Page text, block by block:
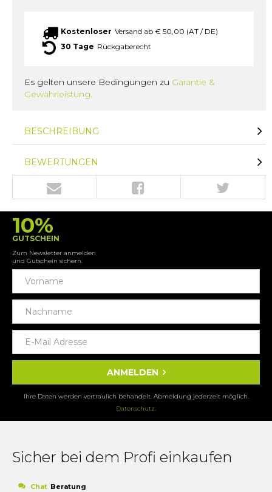
Kostenloser Versand ab € 50,00 (AT / DE)
30 Tage Rückgaberecht
Es gelten unsere Bedingungen zu Garantie &
Gewährleistung.
BESCHREIBUNG
BEWERTUNGEN
10%
GUTSCHEIN
Zum Newsletter anmelden
und Gutschein sichern.
ANMELDEN
Ihre Daten werden vertraulich behandelt. Abmeldung jederzeit möglich.
Datenschutz.
Sicher bei dem Profi einkaufen
Chat Beratung